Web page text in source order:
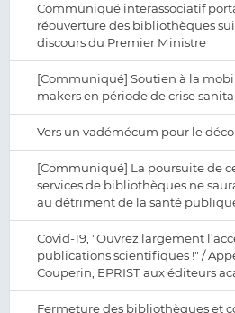
Communiqué interassociatif
réouverture des bibliothèques
discours du Premier Ministre
[Communiqué] Soutien à la
makers en période de crise
Vers un vadémécum pour le
[Communiqué] La poursuite de
services de bibliothèques ne
au détriment de la santé
Covid-19, "Ouvrez largement
publications scientifiques !" /
Couperin, EPRIST aux éditeurs
Fermeture des bibliothèques et